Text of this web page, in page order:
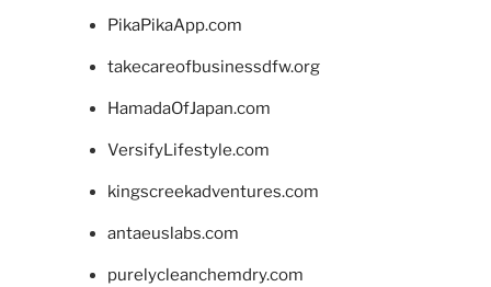
PikaPikaApp.com
takecareofbusinessdfw.org
HamadaOfJapan.com
VersifyLifestyle.com
kingscreekadventures.com
antaeuslabs.com
purelycleanchemdry.com